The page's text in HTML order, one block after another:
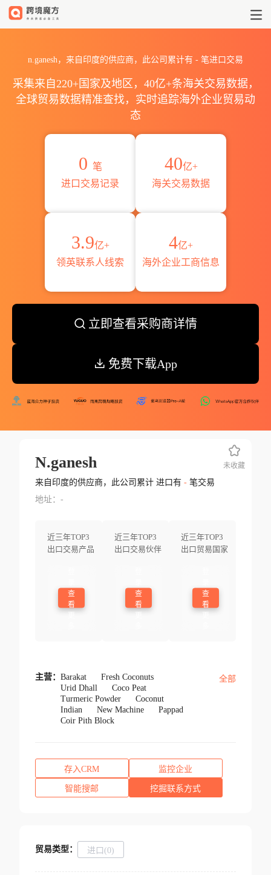
n.ganesh，来自印度的供应商，此公司累计有 - 笔进口交易
采集来自220+国家及地区，40亿+条海关交易数据，
全球贸易数据精准查找，实时追踪海外企业贸易动
态
0 笔
进口交易记录
40亿+
海关交易数据
3.9亿+
领英联系人线索
4亿+
海外企业工商信息
立即查看采购商详情
免费下载App
N.ganesh
来自印度的供应商，此公司累计 进口有 -笔交易
地址：-
近三年TOP3
出口交易产品
查
看
近三年TOP3
出口交易伙伴
查
看
近三年TOP3
出口贸易国家
查
看
未收藏
主营： Barakat
Fresh Coconuts
Urid Dhall
Coco Peat
Turmeric Powder
Coconut
Indian
New Machine
Pappad
Coir Pith Block
全部
存入CRM 监控企业
智能搜邮 挖掘联系方式
贸易类型： 进口(0)